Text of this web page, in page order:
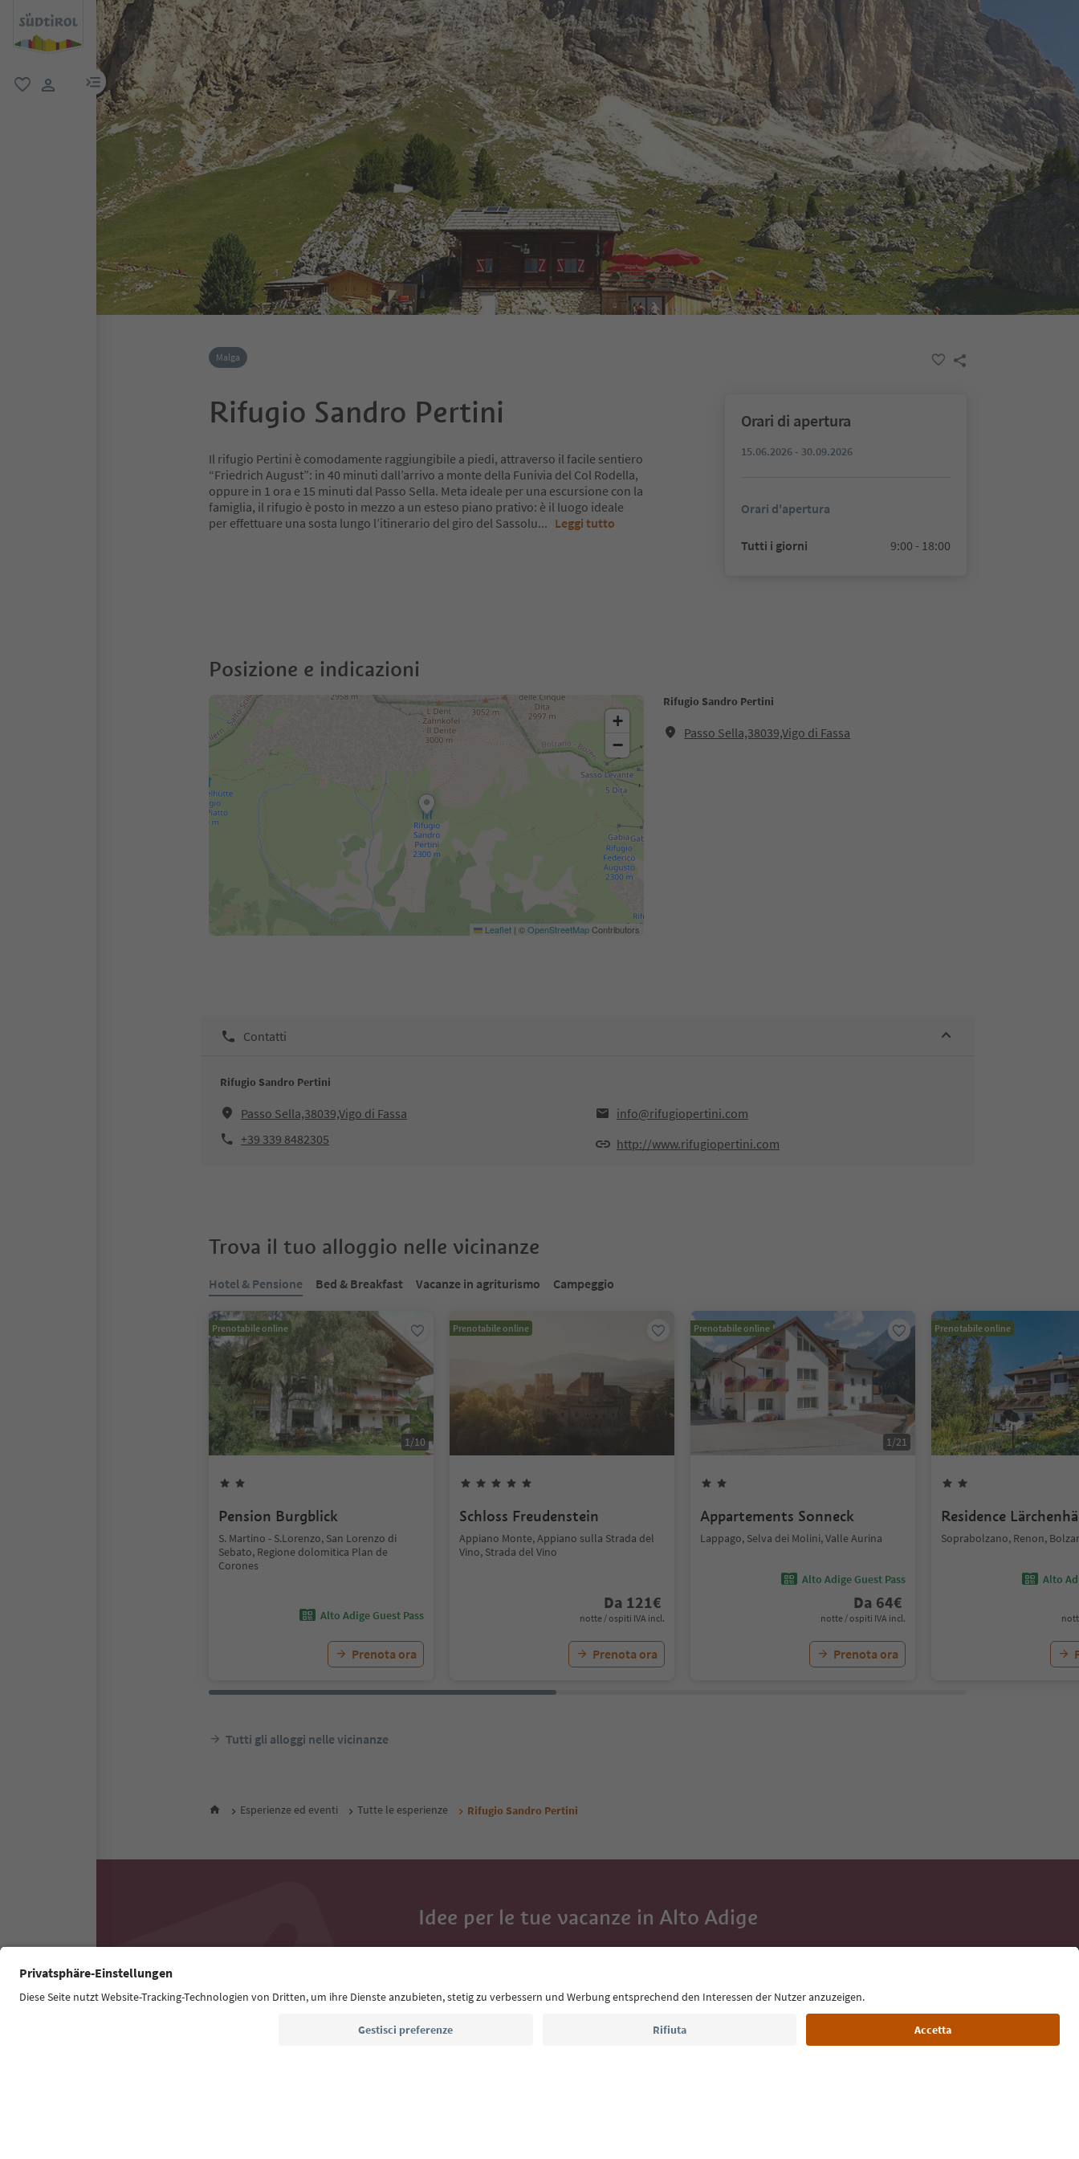
menu link
Malga
Rifugio Sandro Pertini
Il rifugio Pertini è comodamente raggiungibile a piedi, attraverso il facile sentiero
“Friedrich August”: in 40 minuti dall’arrivo a monte della Funivia del Col Rodella,
oppure in 1 ora e 15 minuti dal Passo Sella. Meta ideale per una escursione con la
famiglia, il rifugio è posto in mezzo a un esteso piano prativo: è il luogo ideale
per effettuare una sosta lungo l’itinerario del giro del Sassolu... Leggi tutto
Orari di apertura
15.06.2026 - 30.09.2026
Orari d'apertura
Tutti i giorni 9:00 - 18:00
Posizione e indicazioni
Rifugio Sandro Pertini
Passo Sella,38039,Vigo di Fassa
+
−
Leaflet | ©OpenStreetMapContributors
Contatti
Rifugio Sandro Pertini
Passo Sella,38039,Vigo di Fassa
info@rifugiopertini.com
+39 339 8482305
http://www.rifugiopertini.com
Trova il tuo alloggio nelle vicinanze
Hotel & Pensione Bed & Breakfast Vacanze in agriturismo Campeggio
Prenotabile online
1/10
Pension Burgblick
S. Martino - S.Lorenzo, San Lorenzo di
Sebato, Regione dolomitica Plan de
Corones
Alto Adige Guest Pass
Prenota ora
Prenotabile online
Schloss Freudenstein
Appiano Monte, Appiano sulla Strada del
Vino, Strada del Vino
Da 121€
notte / ospiti IVA incl.
Prenota ora
Prenotabile online
1/21
Appartements Sonneck
Lappago, Selva dei Molini, Valle Aurina
Alto Adige Guest Pass
Da 64€
notte / ospiti IVA incl.
Prenota ora
Prenotabile online
Residence
Soprabolzano, Renon,
Alto
Tutti gli alloggi nelle vicinanze
Esperienze ed eventi Tutte le esperienze Rifugio Sandro Pertini
Idee per le tue vacanze in Alto Adige
Con la newsletter dell’Alto Adige ricevi consigli per le tue vacanze,
Indirizzo e-mail*